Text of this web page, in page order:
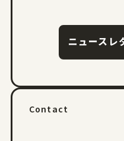
ニュースレ
Contact